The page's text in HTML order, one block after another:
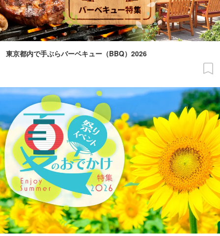
東京都内で手ぶらバーベキュー（BBQ）2026